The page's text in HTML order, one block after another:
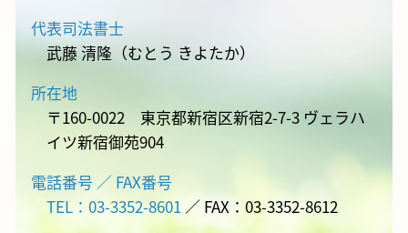
代表司法書士
武藤 清隆（むとう きよたか）
所在地
〒160-0022 東京都新宿区新宿2-7-3 ヴェラハ
イツ新宿御苑904
電話番号 ／ FAX番号
TEL：03-3352-8601 ／ FAX：03-3352-8612